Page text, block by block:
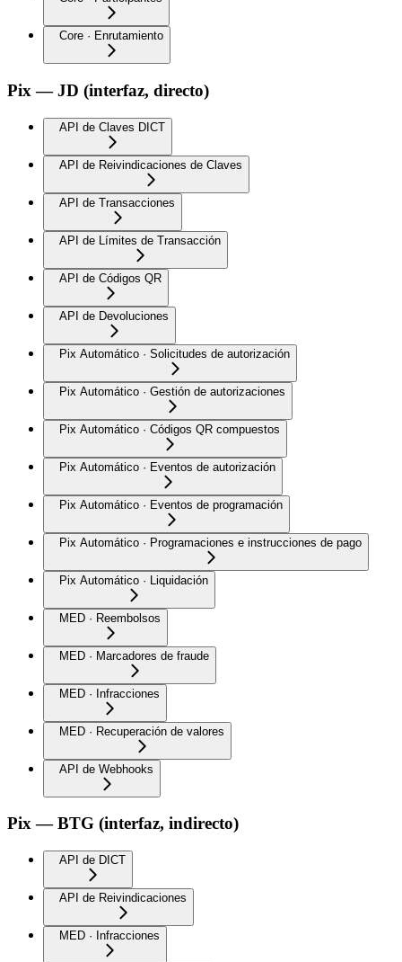
Core · Enrutamiento
Pix — JD (interfaz, directo)
API de Claves DICT
API de Reivindicaciones de Claves
API de Transacciones
API de Límites de Transacción
API de Códigos QR
API de Devoluciones
Pix Automático · Solicitudes de autorización
Pix Automático · Gestión de autorizaciones
Pix Automático · Códigos QR compuestos
Pix Automático · Eventos de autorización
Pix Automático · Eventos de programación
Pix Automático · Programaciones e instrucciones de pago
Pix Automático · Liquidación
MED · Reembolsos
MED · Marcadores de fraude
MED · Infracciones
MED · Recuperación de valores
API de Webhooks
Pix — BTG (interfaz, indirecto)
API de DICT
API de Reivindicaciones
MED · Infracciones